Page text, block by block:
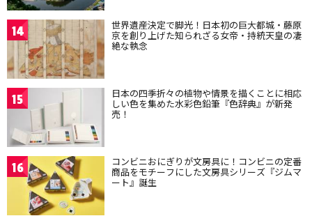
14 世界遺産決定で脚光！日本初の巨大都城・藤原
京を創り上げた知られざる女帝・持統天皇の凄
絶な執念
15 日本の四季折々の植物や情景を描くことに相応
しい色を集めた水彩色鉛筆『色辞典』が新発
売！
16 コンビニおにぎりが文房具に！コンビニの定番
商品をモチーフにした文房具シリーズ『ジムマ
ート』誕生